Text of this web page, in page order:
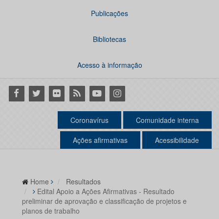
Publicações
Bibliotecas
Acesso à informação
Facebook
Twitter Flickr RSS YoutubeInstagram
Coronavírus Comunidade interna
Ações afirmativas Acessibilidade
Home
Resultados
Edital Apoio a Ações Afirmativas - Resultado
preliminar de aprovação e classificação de projetos e
planos de trabalho